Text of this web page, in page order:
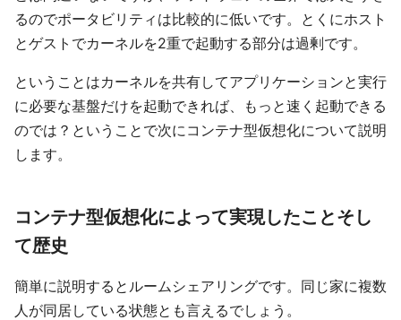
るのでポータビリティは比較的に低いです。とくにホスト
とゲストでカーネルを2重で起動する部分は過剰です。
ということはカーネルを共有してアプリケーションと実行
に必要な基盤だけを起動できれば、もっと速く起動できる
のでは？ということで次にコンテナ型仮想化について説明
します。
コンテナ型仮想化によって実現したことそし
て歴史
簡単に説明するとルームシェアリングです。同じ家に複数
人が同居している状態とも言えるでしょう。